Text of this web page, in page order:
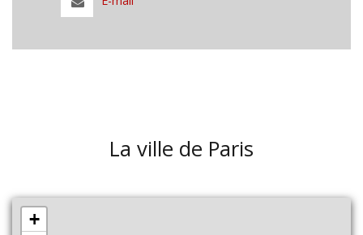
La ville de Paris
+